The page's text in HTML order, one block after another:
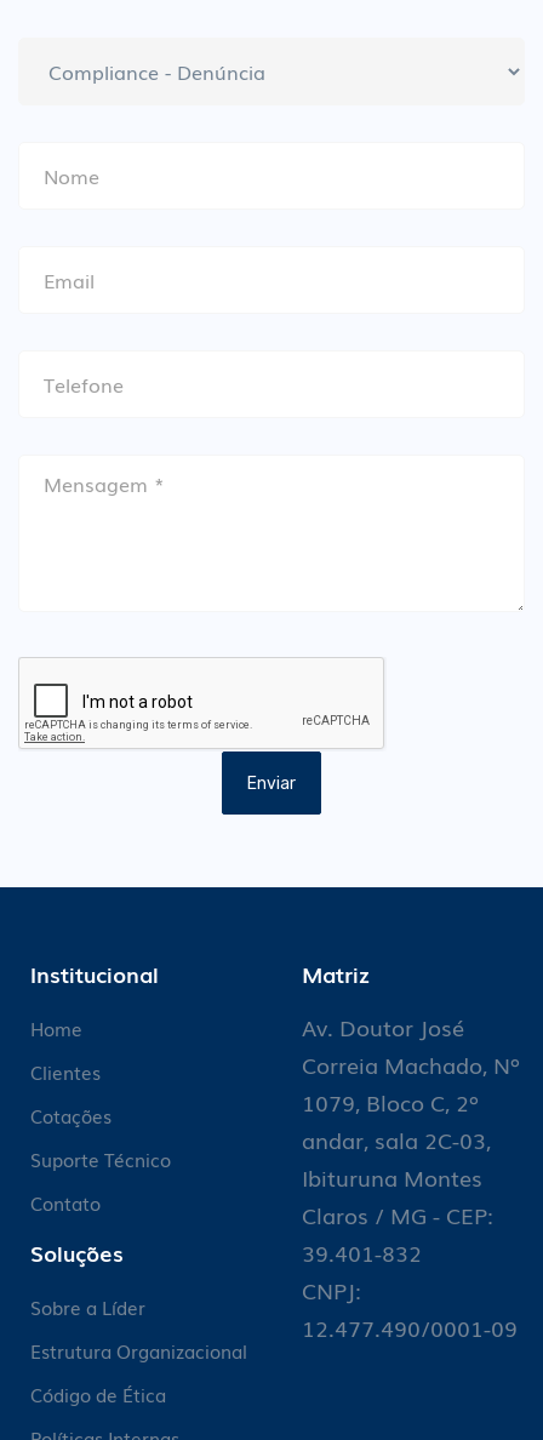
Enviar
Institucional
Home
Clientes
Cotações
Suporte Técnico
Contato
Soluções
Sobre a Líder
Estrutura Organizacional
Código de Ética
Matriz
Av. Doutor José
Correia Machado, Nº
1079, Bloco C, 2º
andar, sala 2C-03,
Ibituruna Montes
Claros / MG - CEP:
39.401-832
CNPJ:
12.477.490/0001-09